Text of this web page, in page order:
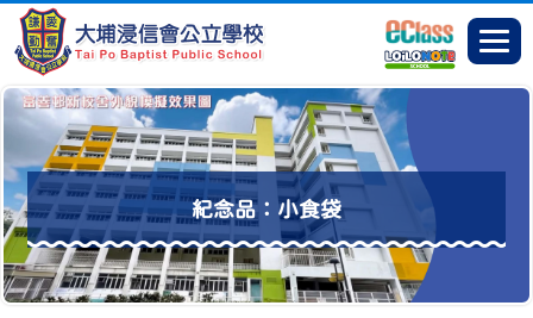
紀念品：小食袋